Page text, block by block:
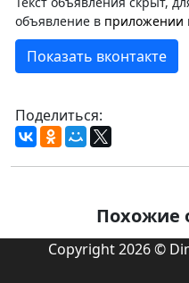
объявление в приложении
Показать вконтакте
Поделиться:
Похожие
Copyright 2026 ©